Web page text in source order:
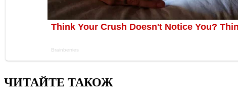
ЧИТАЙТЕ ТАКОЖ